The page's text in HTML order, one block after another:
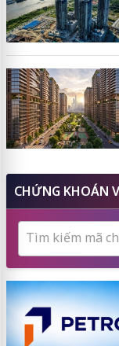
CHỨNG KHOÁN
Tìm kiếm mã